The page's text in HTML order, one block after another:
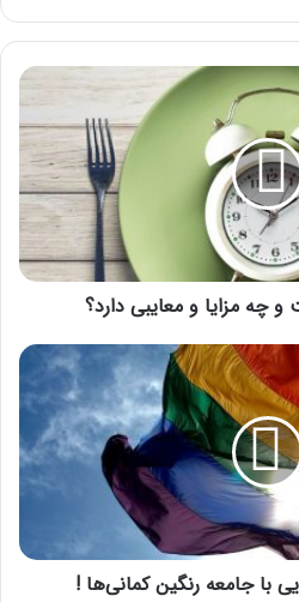
چه مزایا و معایبی دارد؟